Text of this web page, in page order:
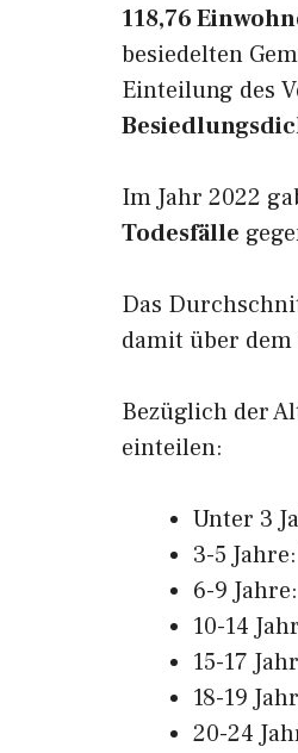
118,76
besiedelten
Einteilung des
Im Jahr 2022
Todesfälle
Das
damit über
Bezüglich der
einteilen:
Unter 3
3-5
6-9
10-14
15-17
18-19
20-24